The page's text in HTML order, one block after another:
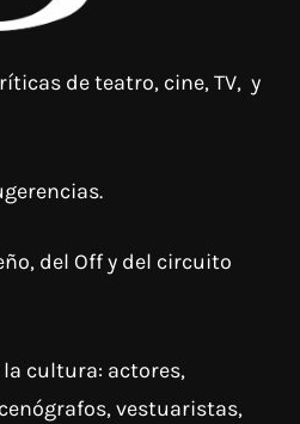
de teatro, cine, TV, y
del Off y del circuito
cultura: actores,
vestuaristas,